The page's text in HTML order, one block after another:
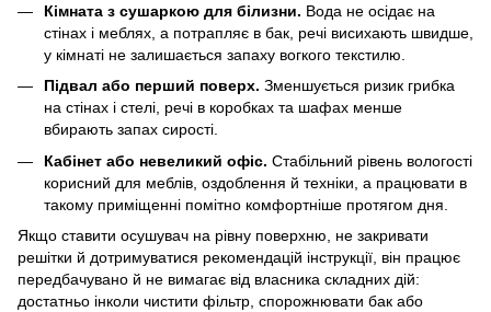
Кімната з сушаркою для білизни. Вода не осідає на
стінах і меблях, а потрапляє в бак, речі висихають швидше,
у кімнаті не залишається запаху вогкого текстилю.
Підвал або перший поверх. Зменшується ризик грибка
на стінах і стелі, речі в коробках та шафах менше
вбирають запах сирості.
Кабінет або невеликий офіс. Стабільний рівень вологості
корисний для меблів, оздоблення й техніки, а працювати в
такому приміщенні помітно комфортніше протягом дня.
Якщо ставити осушувач на рівну поверхню, не закривати
решітки й дотримуватися рекомендацій інструкції, він працює
передбачувано й не вимагає від власника складних дій:
достатньо інколи чистити фільтр, спорожнювати бак або